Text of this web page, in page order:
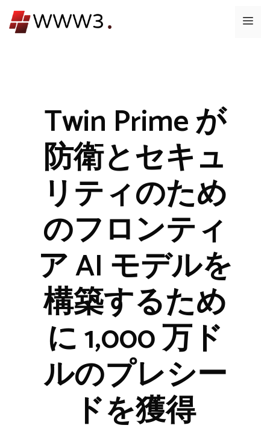
ン
メ
Twin Prime が
防衛とセキュ
リティのため
のフロンティ
ア AI モデルを
構築するため
に 1,000 万ド
ルのプレシー
ドを獲得